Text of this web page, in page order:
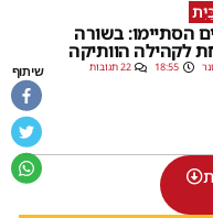
הסתיימו: בשורה
לקהילה הוותיקה
18:55 22 תגובות שיתוף